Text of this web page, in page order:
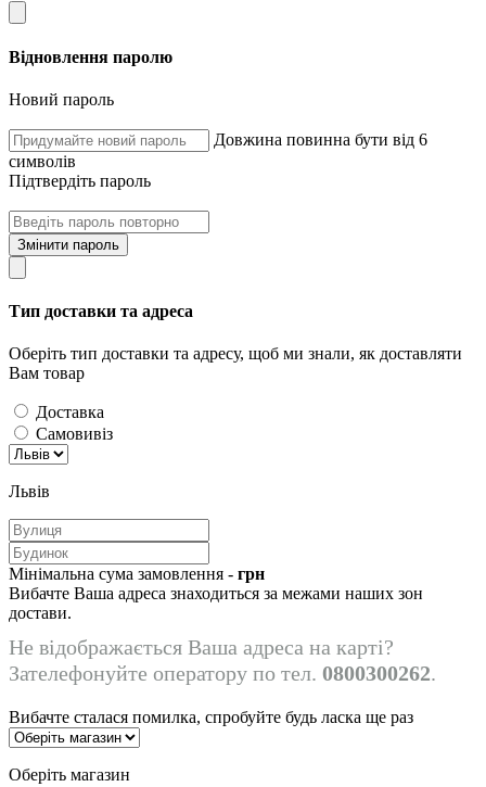
Відновлення паролю
Новий пароль
Довжина повинна бути від 6
символів
Підтвердіть пароль
Змінити пароль
Тип доставки та адреса
Оберіть тип доставки та адресу, щоб ми знали, як доставляти
Вам товар
Доставка
Самовивіз
Львів
Мінімальна сума замовлення - грн
Вибачте Ваша адреса знаходиться за межами наших зон
достави.
Не відображається Ваша адреса на карті?
Зателефонуйте оператору по тел. 0800300262.
Вибачте сталася помилка, спробуйте будь ласка ще раз
Оберіть магазин